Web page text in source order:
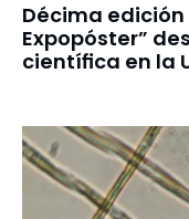
Décima edición
Expopóster”
científica en la